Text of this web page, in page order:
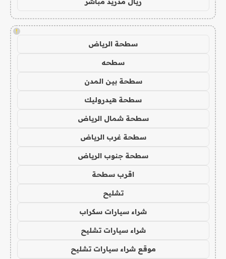
!
سطحة الرياض
سطحه
سطحة بين المدن
سطحة هيدروليك
سطحة شمال الرياض
سطحة غرب الرياض
سطحة جنوب الرياض
اقرب سطحة
تشليح
شراء سيارات سكراب
شراء سيارات تشليح
موقع شراء سيارات تشليح